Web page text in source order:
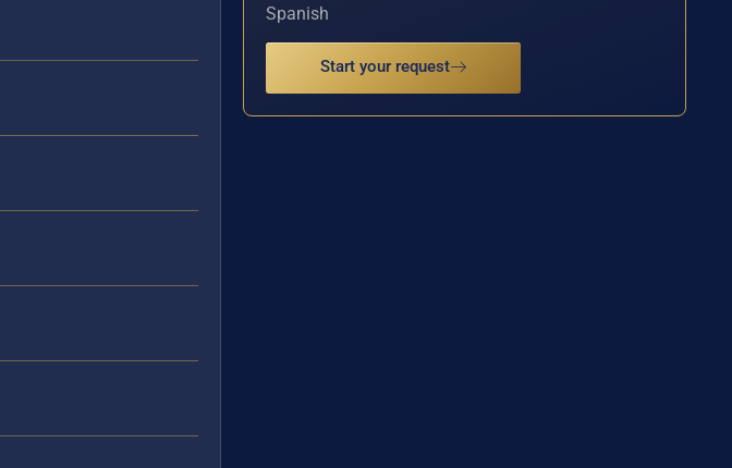
Spanish
Start your request